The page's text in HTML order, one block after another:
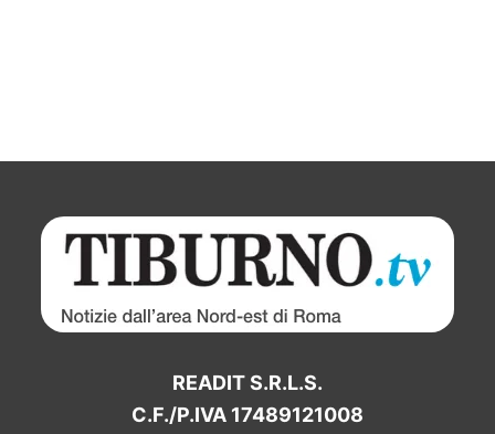
READIT S.R.L.S.
C.F./P.IVA 17489121008